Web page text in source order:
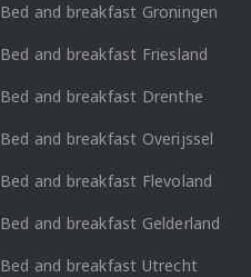
Bed and breakfast Groningen
Bed and breakfast Friesland
Bed and breakfast Drenthe
Bed and breakfast Overijssel
Bed and breakfast Flevoland
Bed and breakfast Gelderland
Bed and breakfast Utrecht